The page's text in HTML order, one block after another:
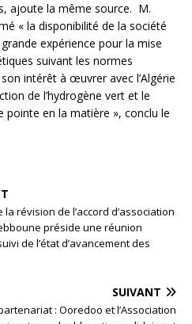
ajoute la même source. M.
« la disponibilité de la société
expérience pour la mise
suivant les normes
intérêt à œuvrer avec l’Algérie
de l’hydrogène vert et le
en la matière », conclu le
révision de l’accord d’association
préside une réunion
de l’état d’avancement des
SUIVANT
: Ooredoo et l’Association